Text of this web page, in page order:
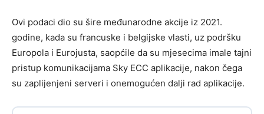
Ovi podaci dio su šire međunarodne akcije iz 2021.
godine, kada su francuske i belgijske vlasti, uz podršku
Europola i Eurojusta, saopćile da su mjesecima imale tajni
pristup komunikacijama Sky ECC aplikacije, nakon čega
su zaplijenjeni serveri i onemogućen dalji rad aplikacije.